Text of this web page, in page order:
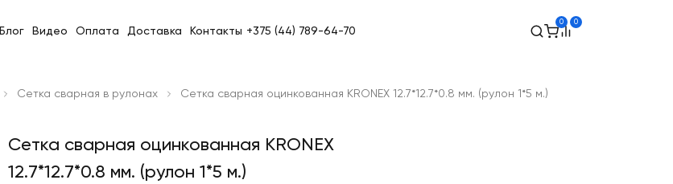
Блог Видео Оплата Доставка Контакты +375 (44) 789-64-70
0 0
Сетка сварная в рулонах Сетка сварная оцинкованная KRONEX 12.7*12.7*0.8 мм. (рулон 1*5 м.)
Сетка сварная оцинкованная KRONEX
12.7*12.7*0.8 мм. (рулон 1*5 м.)